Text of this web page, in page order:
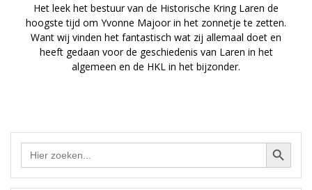
Het leek het bestuur van de Historische Kring Laren de
hoogste tijd om Yvonne Majoor in het zonnetje te zetten.
Want wij vinden het fantastisch wat zij allemaal doet en
heeft gedaan voor de geschiedenis van Laren in het
algemeen en de HKL in het bijzonder.
Zoek Zoekknop